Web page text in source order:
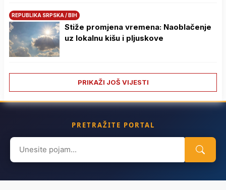
REPUBLIKA SRPSKA / BIH
Stiže promjena vremena: Naoblačenje
uz lokalnu kišu i pljuskove
PRIKAŽI JOŠ VIJESTI
PRETRAŽITE PORTAL
Search
for: